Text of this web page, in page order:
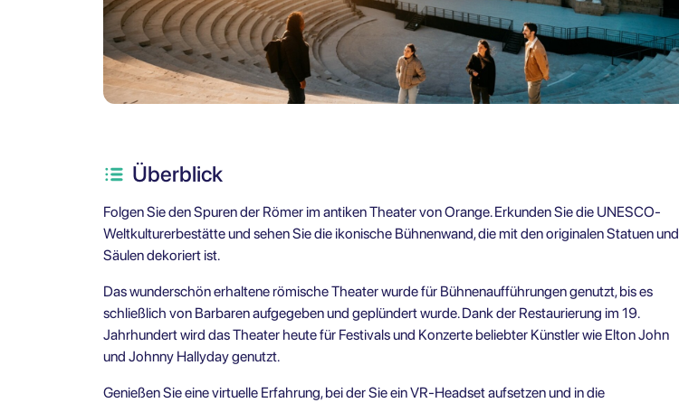
Überblick
Folgen Sie den Spuren der Römer im antiken Theater von Orange. Erkunden Sie die UNESCO-
Weltkulturerbestätte und sehen Sie die ikonische Bühnenwand, die mit den originalen Statuen und
Säulen dekoriert ist.
Das wunderschön erhaltene römische Theater wurde für Bühnenaufführungen genutzt, bis es
schließlich von Barbaren aufgegeben und geplündert wurde. Dank der Restaurierung im 19.
Jahrhundert wird das Theater heute für Festivals und Konzerte beliebter Künstler wie Elton John
und Johnny Hallyday genutzt.
Genießen Sie eine virtuelle Erfahrung, bei der Sie ein VR-Headset aufsetzen und in die